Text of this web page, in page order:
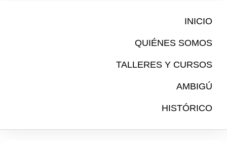
INICIO
QUIÉNES SOMOS
TALLERES Y CURSOS
AMBIGÚ
HISTÓRICO